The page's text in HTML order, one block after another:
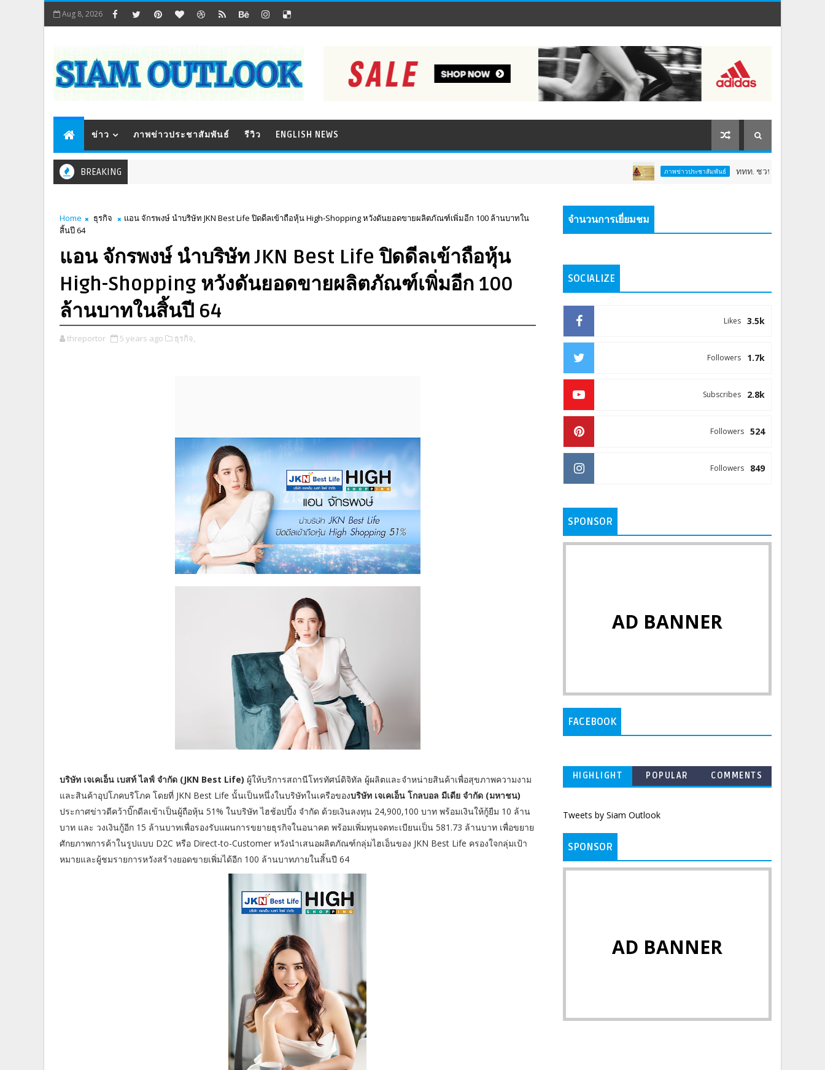
Aug 8, 2026
ข่าว ภาพข่าวประชาสัมพันธ์ รีวิว ENGLISH NEWS
BREAKING ภาพข่าวประชาสัมพันธ์ ททท. ชวนสัมผัสพลังแห่งศรัทธา
Home ธุรกิจ
แอน จักรพงษ์ นำบริษัท JKN Best Life ปิดดีลเข้าถือหุ้น High-Shopping หวังดันยอดขายผลิตภัณฑ์เพิ่มอีก 100 ล้านบาทใน
สิ้นปี 64
แอน จักรพงษ์ นำบริษัท JKN Best Life ปิดดีลเข้าถือหุ้น
High-Shopping หวังดันยอดขายผลิตภัณฑ์เพิ่มอีก 100
ล้านบาทในสิ้นปี 64
threportor 5 years ago ธุรกิจ,
บริษัท เจเคเอ็น เบสท์ ไลฟ์ จำกัด (JKN Best Life) ผู้ให้บริการสถานีโทรทัศน์ดิจิทัล ผู้ผลิตและจำหน่ายสินค้าเพื่อสุขภาพความงาม
และสินค้าอุปโภคบริโภค โดยที่ JKN Best Life นั้นเป็นหนึ่งในบริษัทในเครือของบริษัท เจเคเอ็น โกลบอล มีเดีย จำกัด (มหาชน)
ประกาศข่าวดีคว้าบิ๊กดีลเข้าเป็นผู้ถือหุ้น 51% ในบริษัท ไฮช้อปปิ้ง จำกัด ด้วยเงินลงทุน 24,900,100 บาท พร้อมเงินให้กู้ยืม 10 ล้าน
บาท และ วงเงินกู้อีก 15 ล้านบาทเพื่อรองรับแผนการขยายธุรกิจในอนาคต พร้อมเพิ่มทุนจดทะเบียนเป็น 581.73 ล้านบาท เพื่อขยาย
ศักยภาพการค้าในรูปแบบ D2C หรือ Direct-to-Customer หวังนำเสนอผลิตภัณฑ์กลุ่มไฮเอ็นของ JKN Best Life ครองใจกลุ่มเป้า
หมายและผู้ชมรายการหวังสร้างยอดขายเพิ่มได้อีก 100 ล้านบาทภายในสิ้นปี 64
จำนวนการเยี่ยมชม
SOCIALIZE
3.5k
Likes
1.7k
Followers
2.8k
Subscribes
524
Followers
849
Followers
SPONSOR
AD BANNER
FACEBOOK
HIGHLIGHT POPULAR COMMENTS
Tweets by Siam Outlook
SPONSOR
AD BANNER